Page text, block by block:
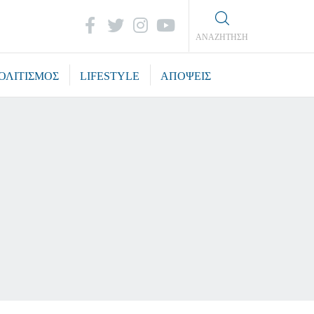
ΑΝΑΖΗΤΗΣΗ
LIFESTYLE ΑΠΟΨΕΙΣ